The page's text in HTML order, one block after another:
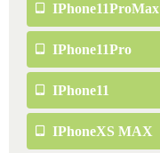
IPhone11ProMax
IPhone11Pro
IPhone11
IPhoneXS MAX